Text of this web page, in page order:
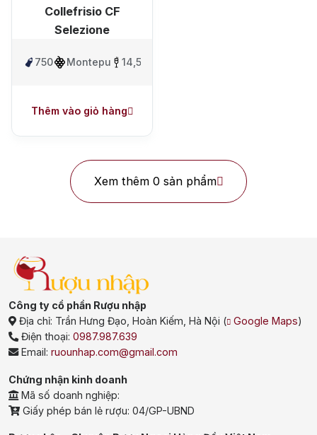
Rượu Vang Ý
Rượu Vang Đỏ
Blended Scotch Whisky
Whiskey Mỹ Whisky Nhật
Vodka Cognac Sake
Chivas Macallan
Johnnie Walker
Absolut
Ưu đãi hot
+ Ưu đãi giữa năm: Ngập tràn quà
Collefrisio CF
Selezione
750ml Montepulciano
14,5%
Thêm vào giỏ hàng
Xem thêm 0 sản phẩm
Công ty cổ phần Rượu nhập
Địa chỉ: Trần Hưng Đạo, Hoàn Kiếm, Hà Nội ( Google Maps)
Điện thoại:0987.987.639
Email:ruounhap.com@gmail.com
Chứng nhận kinh doanh
Mã số doanh nghiệp:
Giấy phép bán lẻ rượu: 04/GP-UBND